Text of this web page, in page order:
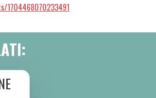
1704468070233491